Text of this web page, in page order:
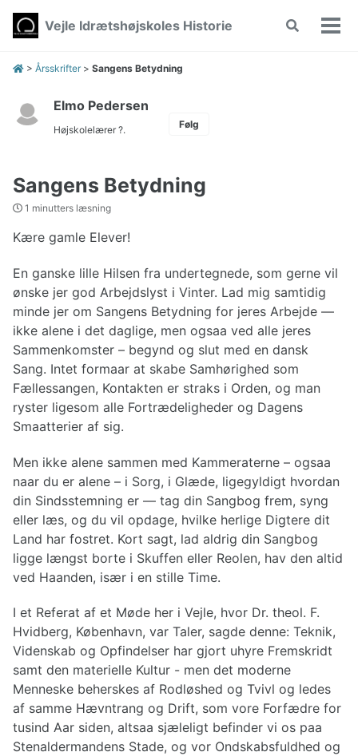
Skip
navigation
Skip
Skip
Vejle Idrætshøjskoles Historie
Toggle Vis/
> Årsskrifter > Sangens Betydning
Elmo Pedersen
Højskolelærer ?. Følg
Sangens Betydning
1 minutters læsning
Kære gamle Elever!
En ganske lille Hilsen fra undertegnede, som gerne vil
ønske jer god Arbejdslyst i Vinter. Lad mig samtidig
minde jer om Sangens Betydning for jeres Arbejde —
ikke alene i det daglige, men ogsaa ved alle jeres
Sammenkomster – begynd og slut med en dansk
Sang. Intet formaar at skabe Samhørighed som
Fællessangen, Kontakten er straks i Orden, og man
ryster ligesom alle Fortrædeligheder og Dagens
Smaatterier af sig.
Men ikke alene sammen med Kammeraterne – ogsaa
naar du er alene – i Sorg, i Glæde, ligegyldigt hvordan
din Sindsstemning er — tag din Sangbog frem, syng
eller læs, og du vil opdage, hvilke herlige Digtere dit
Land har fostret. Kort sagt, lad aldrig din Sangbog
ligge længst borte i Skuffen eller Reolen, hav den altid
ved Haanden, især i en stille Time.
I et Referat af et Møde her i Vejle, hvor Dr. theol. F.
Hvidberg, København, var Taler, sagde denne: Teknik,
Videnskab og Opfindelser har gjort uhyre Fremskridt
samt den materielle Kultur - men det moderne
Menneske beherskes af Rodløshed og Tvivl og ledes
af samme Hævntrang og Drift, som vore Forfædre for
tusind Aar siden, altsaa sjæleligt befinder vi os paa
Stenaldermandens Stade, og vor Ondskabsfuldhed og